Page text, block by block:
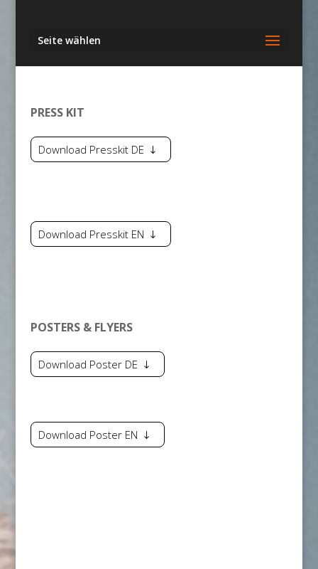
Seite wählen
PRESS KIT
Download Presskit DE
Download Presskit EN
POSTERS & FLYERS
Download Poster DE
Download Poster EN